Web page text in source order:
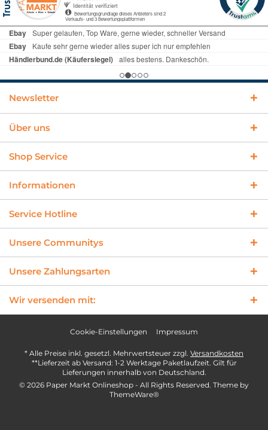
Newsletter
Über uns
Shop Service
Informationen
Service Hotline
Unsere Communitys
Unsere Zahlungsarten
Wir versenden mit:
Cookie-Einstellungen Impressum
* Alle Preise inkl. gesetzl. Mehrwertsteuer zzgl. Versandkosten
**Lieferzeit ab Versand: 1-2 Werktage Paketlaufzeit. Gilt für
Lieferungen innerhalb von Deutschland.
© 2026 Paper Markt Onlineshop - All Rights Reserved. Theme by
ThemeWare®